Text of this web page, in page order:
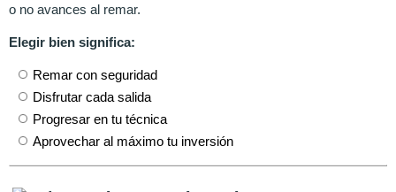
o no avances al remar.
Elegir bien significa:
Remar con seguridad
Disfrutar cada salida
Progresar en tu técnica
Aprovechar al máximo tu inversión